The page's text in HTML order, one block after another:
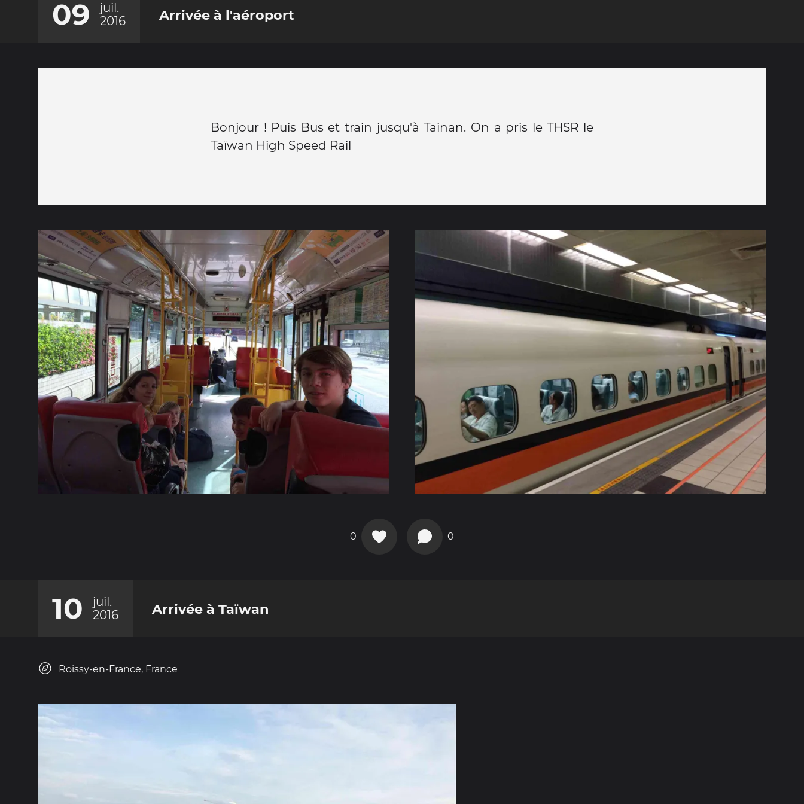
09
juil.
2016
Arrivée à l'aéroport
Bonjour ! Puis Bus et train jusqu'à Tainan. On a pris le THSR le
Taïwan High Speed Rail
0 0
10
juil.
2016
Arrivée à Taïwan
Roissy-en-France, France